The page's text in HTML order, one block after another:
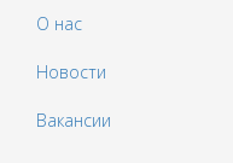
О нас
Новости
Вакансии